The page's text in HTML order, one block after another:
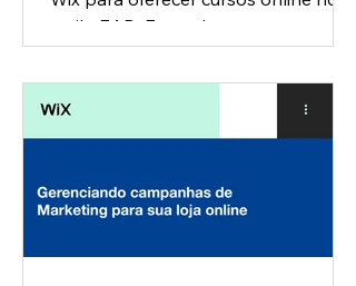
estilo EAD. Entenda como
proporcionar uma experiência de
ponta...